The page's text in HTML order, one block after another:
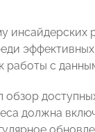
инсайдерских
работы с
обзор
должна